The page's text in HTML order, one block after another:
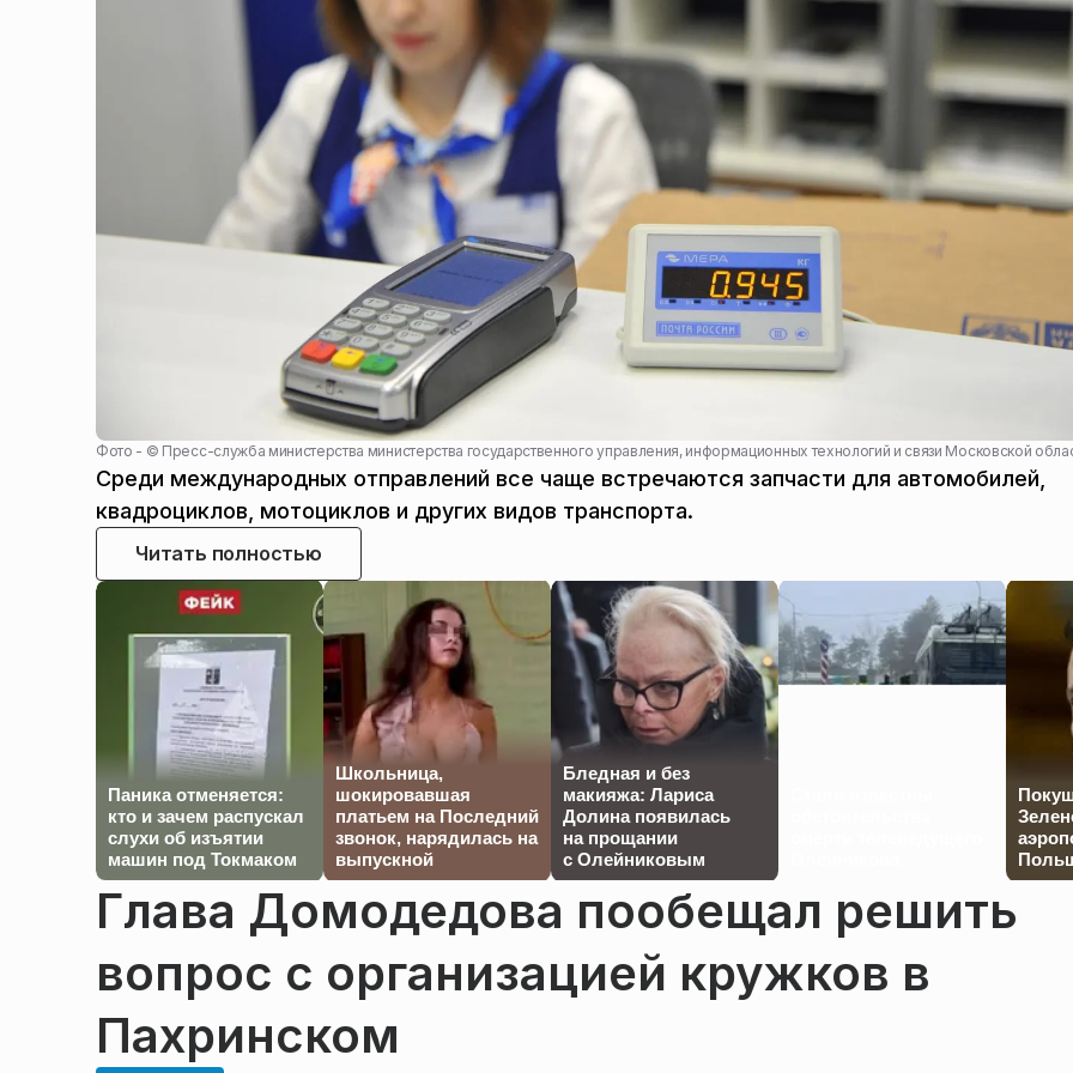
Фото - © Пресс-служба министерства министерства государственного управления, информационных технологий и связи Московской
Среди международных отправлений все чаще встречаются запчасти для автомобилей,
квадроциклов, мотоциклов и других видов транспорта.
Читать полностью
Паника отменяется:
кто и зачем распускал
слухи об изъятии
машин под Токмаком
Школьница,
шокировавшая
платьем на Последний
звонок, нарядилась на
выпускной
Бледная и без
макияжа: Лариса
Долина появилась
на прощании
с Олейниковым
Глава Домодедова пообещал решить
вопрос с организацией кружков в
Пахринском